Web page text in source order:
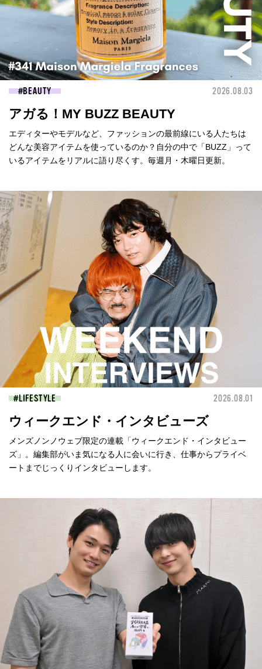
BEAUTY 2026.08.03
アガる！MY BUZZ BEAUTY
エディターやモデルなど、ファッションの最前線にいる人たちは
どんな美容アイテムを使っているのか？自分の中で「BUZZ」って
いるアイテムをリアルに語り尽くす。毎週月・木曜日更新。
LIFESTYLE 2026.08.01
ウィークエンド・インタビューズ
メンズノンノウェブ限定の連載「ウィークエンド・インタビュー
ズ」。編集部がいま気になる人に会いに行き、仕事からプライベ
ートまでじっくりインタビューします。